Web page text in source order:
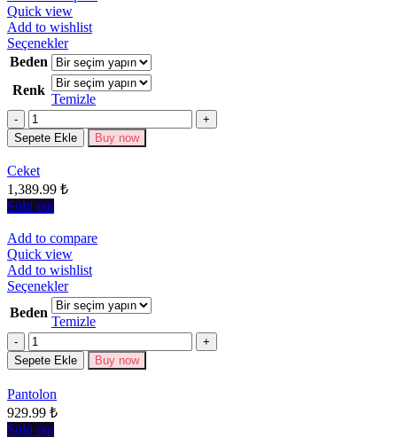
Quick view
Add to wishlist
SeçeneklerBu
ürünün
birden
fazla
varyasyonu
Seçenekler
seçilebilir
Beden
Renk
Temizle
Miktar
Sepete Ekle Buy now
Ceket
1,389.99 ₺
Sold out
Add to compare
Quick view
Add to wishlist
SeçeneklerBu
ürünün
birden
fazla
varyasyonu
var.
Beden
Temizle
Miktar
Sepete Ekle Buy now
Pantolon
929.99 ₺
Sold out